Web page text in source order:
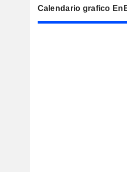
Calendario grafico